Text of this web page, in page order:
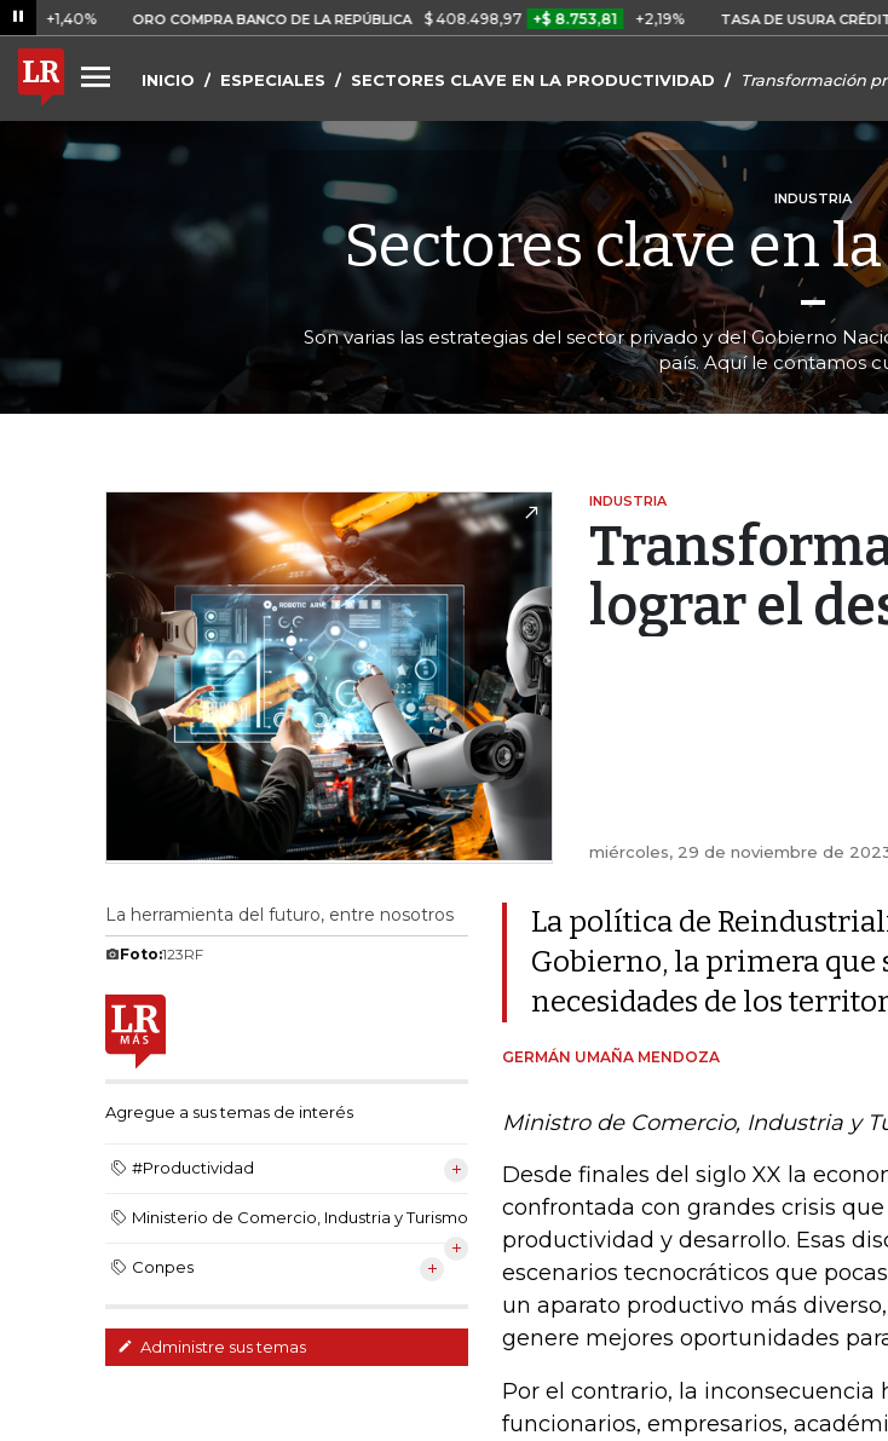
ORO COMPRA BANCO DE LA REPÚBLICA $ 408.498,97 +$ 8.753,81 +2,19% TASA DE USURA CRÉDITO
INICIO ESPECIALES SECTORES CLAVE EN LA PRODUCTIVIDAD Transformación
INDUSTRIA
Sectores clave en
Son varias las estrategias del sector privado y del Gobierno
país. Aquí le contamos
INDUSTRIA
lograr el
miércoles, 29 de noviembre de
La herramienta del futuro, entre nosotros
Foto:123RF
Agregue a sus temas de interés
#Productividad
Ministerio de Comercio, Industria y Turismo
Conpes
Administre sus temas
La política de
Gobierno, la primera que
necesidades de los
GERMÁN UMAÑA MENDOZA
Ministro de Comercio, Industria y
Desde finales del siglo XX la
confrontada con grandes crisis
productividad y desarrollo. Esas
escenarios tecnocráticos que
un aparato productivo más
genere mejores oportunidades
Por el contrario, la
funcionarios, empresarios,